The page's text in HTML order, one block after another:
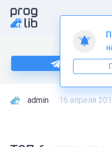
Больше
admin 16 апреля